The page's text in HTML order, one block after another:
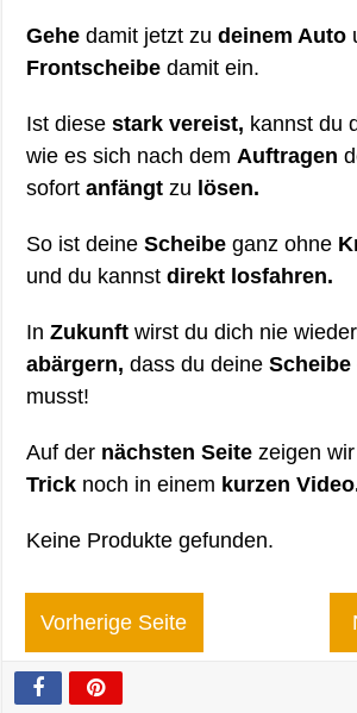
Gehe damit jetzt zudeinem Auto
Frontscheibe damit ein.
Ist diesestark vereist, kannst du
wie es sich nach dem Auftragen
sofortanfängt zu lösen.
So ist deineScheibe ganz ohne
und du kannstdirekt losfahren.
InZukunft wirst du dich nie
abärgern, dass du deineScheibe
musst!
Auf der nächsten Seite zeigen
Trick noch in einem kurzen
Keine Produkte gefunden.
Vorherige Seite